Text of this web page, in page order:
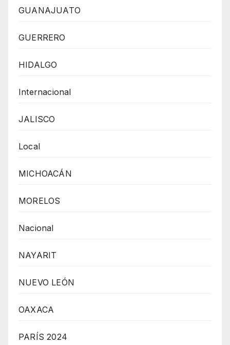
GUANAJUATO
GUERRERO
HIDALGO
Internacional
JALISCO
Local
MICHOACÁN
MORELOS
Nacional
NAYARIT
NUEVO LEÓN
OAXACA
PARÍS 2024